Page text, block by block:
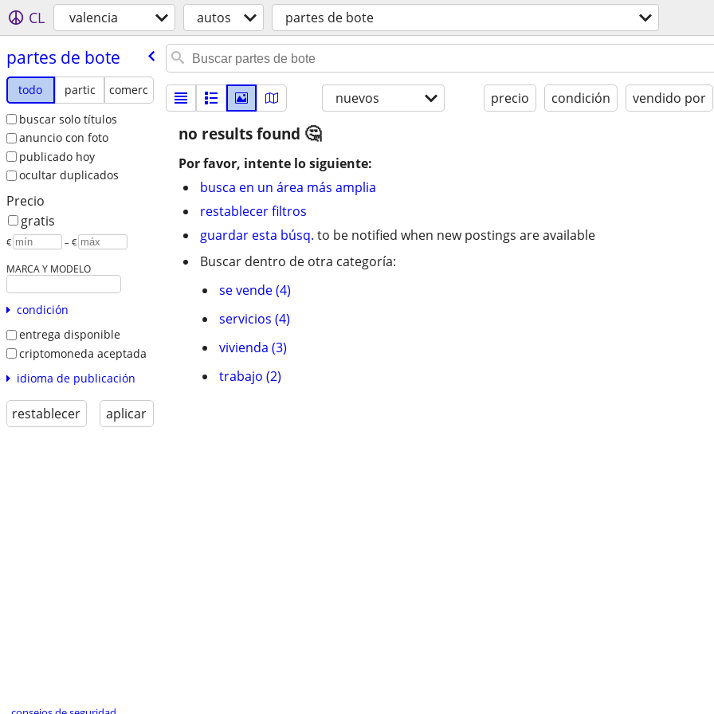
CL valencia autos partes de bote
partes de bote
todo partic
comerc
buscar solo títulos
anuncio con foto
publicado hoy
ocultar duplicados
Precio
gratis
€ – €
MARCA Y MODELO
condición
entrega disponible
criptomoneda aceptada
idioma de publicación
restablecer aplicar
nuevos precio condición vendido por
no results found
Por favor, intente lo siguiente:
busca en un área más amplia
restablecer filtros
guardar esta búsq. to be notified when new postings are available
Buscar dentro de otra categoría:
se vende (4)
servicios (4)
vivienda (3)
trabajo (2)